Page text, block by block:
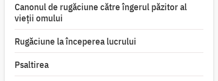
Canonul de rugăciune către îngerul păzitor al
vieții omului
Rugăciune la începerea lucrului
Psaltirea